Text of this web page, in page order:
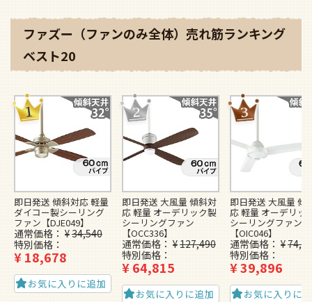
ファズー（ファンのみ全体）売れ筋ランキング
ベスト20
即日発送 傾斜対応 軽量
ダイコー製シーリング
ファン【DJE049】
通常価格 ¥34,540
特別価格
¥18,678
お気に入りに追加
即日発送 大風量 傾斜対
応 軽量 オーデリック製
シーリングファン
【OCC336】
通常価格 ¥127,490
特別価格
¥64,815
お気に入りに追加
即日発送 大風量 傾
応 軽量 オーデリッ
シーリングファン
【OIC046】
通常価格 ¥
特別価格
¥39,896
お気に入りに